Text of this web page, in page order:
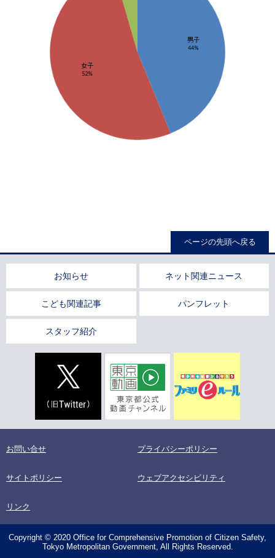
ページの先頭へ戻る
お知らせ ネット関連ニュース
こども関連記事 パンフレット
スタッフ紹介
お問い合せ プライバシーポリシー
サイトポリシー ウェブアクセシビリティ
リンク
Copyright © 2020 Office for Comprehensive Promotion of Citizen Safety,
Tokyo Metropolitan Government, All Rights Reserved.